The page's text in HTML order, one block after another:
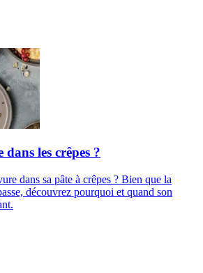
les crêpes ?
dans sa pâte à crêpes ? Bien que la
découvrez pourquoi et quand son